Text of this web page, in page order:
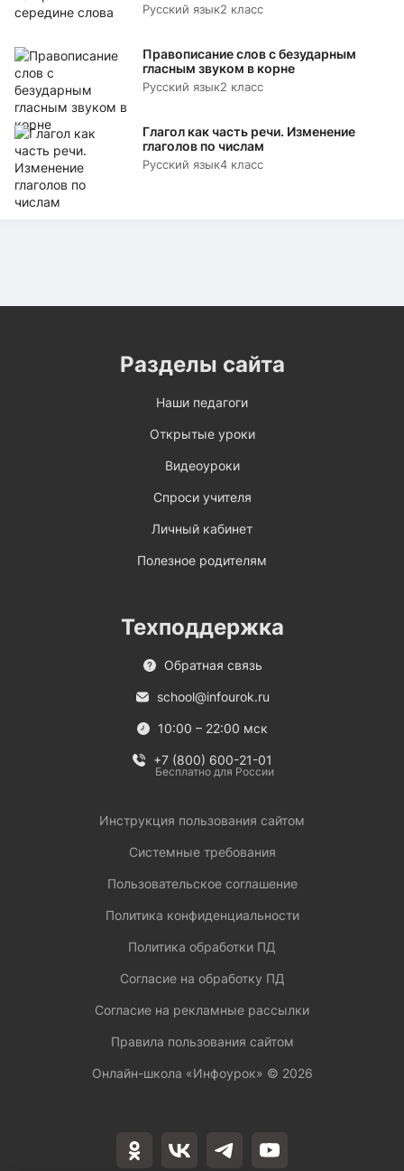
Русский язык2 класс
Правописание слов с безударным
гласным звуком в корне
Русский язык2 класс
Глагол как часть речи. Изменение
глаголов по числам
Русский язык4 класс
Разделы сайта
Наши педагоги
Открытые уроки
Видеоуроки
Спроси учителя
Личный кабинет
Полезное родителям
Техподдержка
Обратная связь
school@infourok.ru
10:00 – 22:00 мск
+7 (800) 600-21-01
Бесплатно для России
Инструкция пользования сайтом
Системные требования
Пользовательское соглашение
Политика конфиденциальности
Политика обработки ПД
Согласие на обработку ПД
Согласие на рекламные рассылки
Правила пользования сайтом
Онлайн-школа «Инфоурок» © 2026